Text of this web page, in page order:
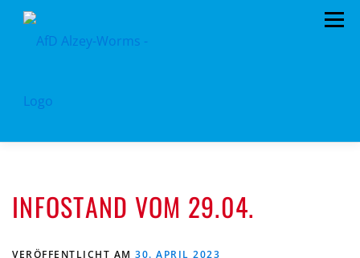
Zum
Menü
TERMINE PROGRAMM KONTAKT
INFOSTAND VOM 29.04.
VERÖFFENTLICHT AM 30. APRIL 2023